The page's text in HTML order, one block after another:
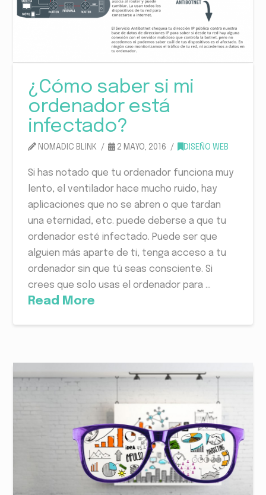
¿Cómo saber si mi
ordenador está
infectado?
NOMADIC BLINK 2 MAYO, 2016 DISEÑO WEB
Si has notado que tu ordenador funciona muy
lento, el ventilador hace mucho ruido, hay
aplicaciones que no se abren o que tardan
una eternidad, etc. puede deberse a que tu
ordenador esté infectado. Puede ser que
alguien más aparte de ti, tenga acceso a tu
ordenador sin que tú seas consciente. Si
crees que solo usas el ordenador para ...
Read More